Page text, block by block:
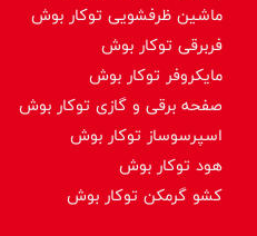
ماشین ظرفشویی توکار بوش
فربرقی توکار بوش
مایکروفر توکار بوش
صفحه برقی و گازی توکار بوش
اسپرسوساز توكار بوش
هود توکار بوش
کشو گرمکن توکار بوش